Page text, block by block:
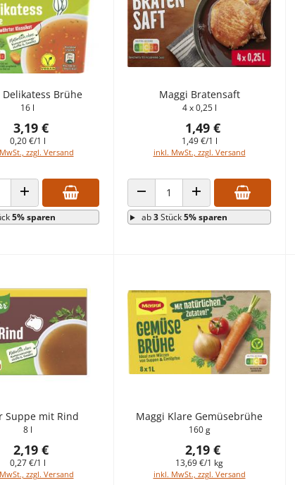
Brühe
16 l
3,19 €
0,20 €/1 l
zzgl. Versand
ANZAHL ERHÖHEN
5% sparen
Maggi Bratensaft
4 x 0,25 l
1,49 €
1,49 €/1 l
inkl. MwSt., zzgl. Versand
ANZAHL VERRINGERNANZAHL ERHÖHEN
ab3Stück5% sparen
Suppe mit Rind
8 l
2,19 €
0,27 €/1 l
zzgl. Versand
Maggi Klare Gemüsebrühe
160 g
2,19 €
13,69 €/1 kg
inkl. MwSt., zzgl. Versand